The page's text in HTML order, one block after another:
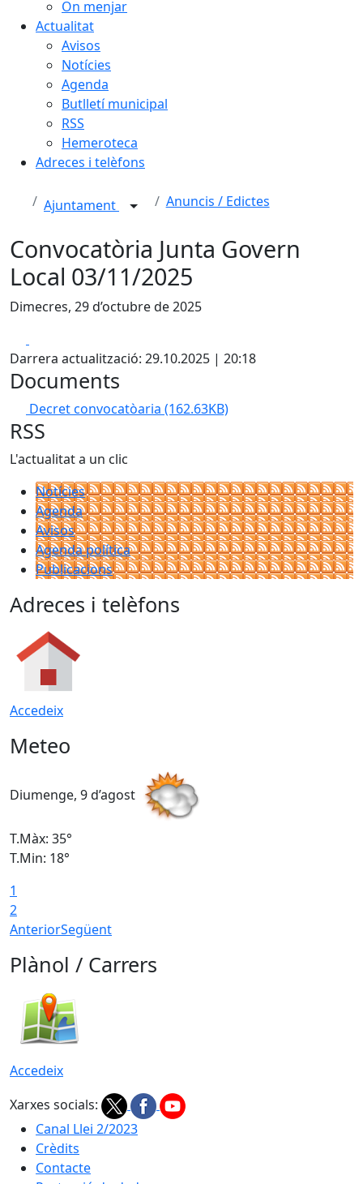
On menjar
Actualitat
Avisos
Notícies
Agenda
Butlletí municipal
RSS
Hemeroteca
Adreces i telèfons
Ajuntament Anuncis / Edictes
Convocatòria Junta Govern
Local 03/11/2025
Dimecres, 29 d’octubre de 2025
Darrera actualització: 29.10.2025 | 20:18
Documents
Decret convocatòaria (162.63KB)
RSS
L'actualitat a un clic
Notícies
Agenda
Avisos
Agenda política
Publicacions
Adreces i telèfons
Accedeix
Meteo
Diumenge, 9 d’agost
T.Màx: 35°
T.Min: 18°
1
2
AnteriorSegüent
Plànol / Carrers
Accedeix
Xarxes socials:
Canal Llei 2/2023
Crèdits
Contacte